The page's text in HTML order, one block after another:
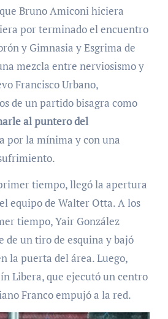
Bruno Amiconi hiciera
por terminado el encuentro
y Gimnasia y Esgrima de
mezcla entre nerviosismo y
Francisco Urbano,
de un partido bisagra como
al puntero del
por la mínima y con una
tiempo, llegó la apertura
equipo de Walter Otta. A los
tiempo, Yair González
de un tiro de esquina y bajó
la puerta del área. Luego,
Libera, que ejecutó un centro
Franco empujó a la red.